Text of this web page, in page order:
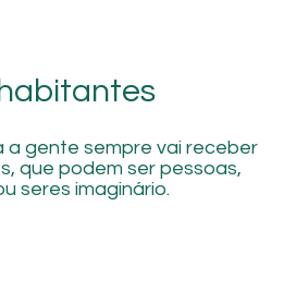
a gente sempre vai receber
que podem ser pessoas,
seres imaginário.